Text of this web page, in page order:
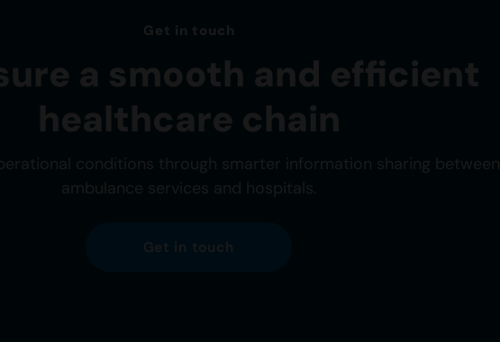
Get in touch
a smooth and efficient
healthcare chain
conditions through smarter information sharing between
ambulance services and hospitals.
Get in touch